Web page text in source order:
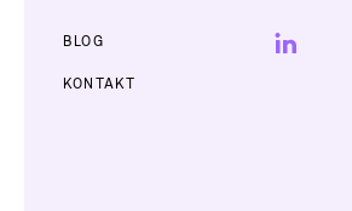
BLOG
KONTAKT